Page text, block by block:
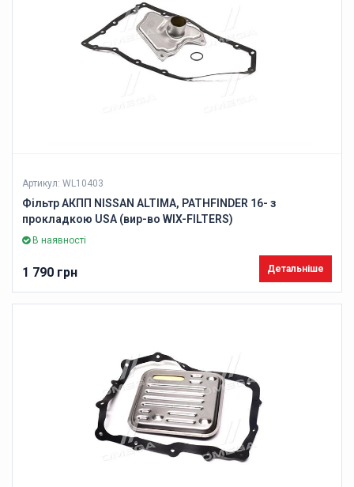
Артикул: WL10403
Фільтр АКПП NISSAN ALTIMA, PATHFINDER 16- з
прокладкою USA (вир-во WIX-FILTERS)
В наявності
1 790 грн Детальніше